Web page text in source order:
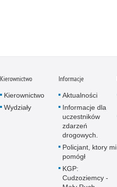
Kierownictwo
Kierownictwo
Wydziały
Informacje
Aktualności
Informacje dla
uczestników
zdarzeń
drogowych.
Policjant, ktory mi
pomógł
KGP:
Cudzoziemcy -